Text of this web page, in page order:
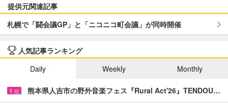
提供元関連記事
札幌で「闘会議GP」と「ニコニコ町会議」が同時開催
人気記事ランキング
Daily
Weekly Monthly
1 位 熊本県人吉市の野外音楽フェス『Rural Act'26』TENDOU…